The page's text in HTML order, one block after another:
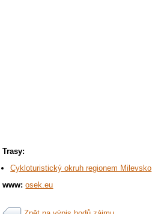
Trasy:
Cykloturistický okruh regionem Milevsko
www: osek.eu